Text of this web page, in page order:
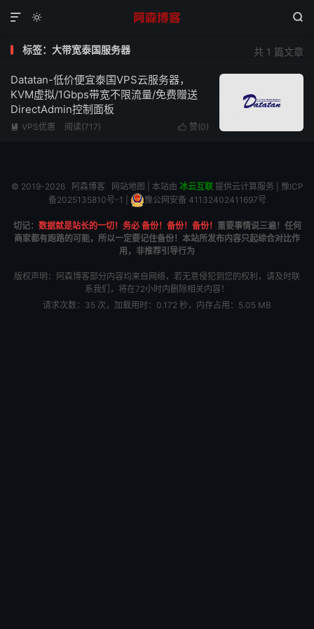
 

共 1 篇文章
标签：大带宽泰国服务器
Datatan-低价便宜泰国VPS云服务器，
KVM虚拟/1Gbps带宽不限流量/免费赠送
DirectAdmin控制面板
 赞(0)
 VPS优惠 阅读(717)
© 2019-2026 阿森博客 网站地图 | 本站由 冰云互联提供云计算服务 | 豫ICP
备2025135810号-1
豫公网安备 41132402411697号
切记： 数据就是站长的一切！务必 备份！备份！备份！ 重要事情说三遍！任何
商家都有跑路的可能，所以一定要记住备份！本站所发布内容只起综合对比作
用，非推荐引导行为
版权声明：阿森博客部分内容均来自网络，若无意侵犯到您的权利，请及时联
系我们，将在72小时内删除相关内容！
请求次数：35 次，加载用时：0.172 秒，内存占用：5.05 MB